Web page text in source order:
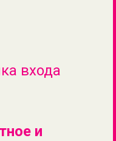
входа
и